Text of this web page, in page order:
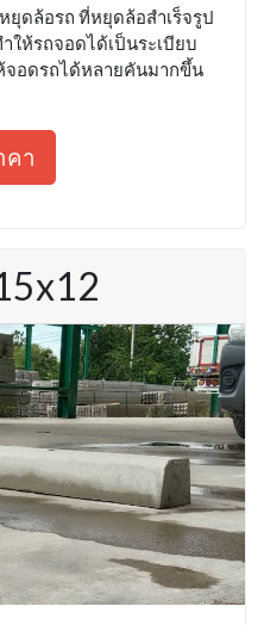
ดล้อรถ ที่หยุดล้อสำเร็จรูป
ให้รถจอดได้เป็นระเบียบ
จอดรถได้หลายคันมากขึ้น
คา